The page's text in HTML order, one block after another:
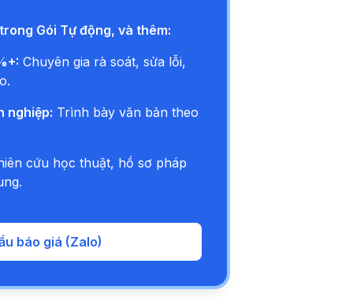
Minh tên là Được Mất. Thứ Minh cũng muốn
điểm này chuyện được và mất? Quan trọng
nay nó vẫn luôn là cái chuyện vô cùng
cái hạnh phúc hay là những cái khổ đau
liền với được với mất. Khi mình được thì mình
ta dễ dàng được hơn. Và cũng dễ dàng
Gói Tự động, và thêm:
Chuyên gia rà soát, sửa lỗi,
nghiệp: Trình bày văn bản theo
cứu học thuật, hồ sơ pháp
báo giá (Zalo)